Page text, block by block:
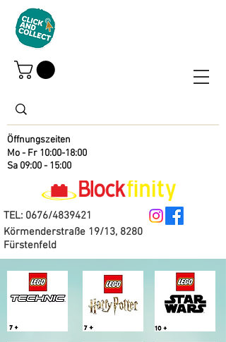
TEL: 0676/4839421
Körmenderstraße 19/13, 8280
Fürstenfeld
Öffnungszeiten
Mo - Fr 10:00-18:00
Sa 09:00 - 15:00